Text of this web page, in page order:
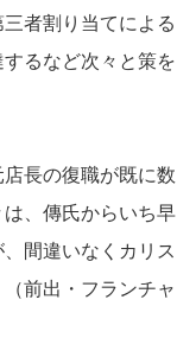
者割り当てによる
るなど次々と策を
長の復職が既に数
、傳氏からいち早
間違いなくカリス
前出・フランチャ